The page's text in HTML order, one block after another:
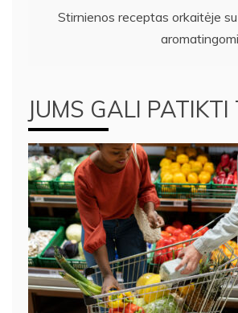
įrašų
Stirnienos receptas orkaitėje
JUMS GALI PATIKTI